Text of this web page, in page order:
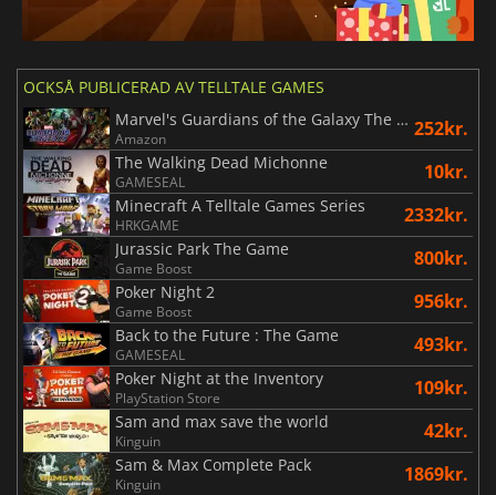
OCKSÅ PUBLICERAD AV TELLTALE GAMES
Marvel's Guardians of the Galaxy The Telltale Series
Amazon 252kr.
The Walking Dead Michonne
GAMESEAL 10kr.
Minecraft A Telltale Games Series
HRKGAME 2332kr.
Jurassic Park The Game
Game Boost 800kr.
Poker Night 2
Game Boost 956kr.
Back to the Future : The Game
GAMESEAL 493kr.
Poker Night at the Inventory
PlayStation Store 109kr.
Sam and max save the world
Kinguin 42kr.
Sam & Max Complete Pack
Kinguin 1869kr.